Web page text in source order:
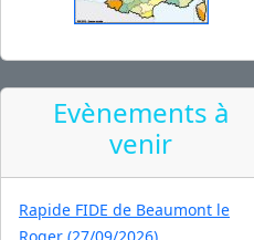
Evènements à
venir
Rapide FIDE de Beaumont le